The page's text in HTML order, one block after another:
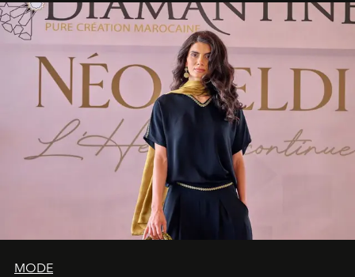
MODE